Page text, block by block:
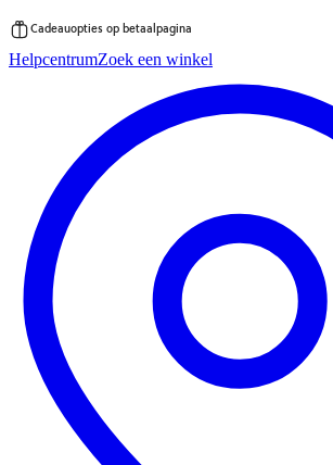
direct
Cadeauopties op betaalpagina
HelpcentrumZoek een winkel